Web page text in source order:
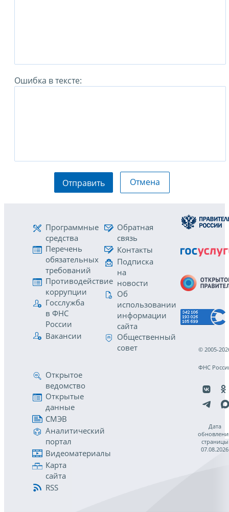
Ошибка в тексте:
Отправить Отмена
Программные
средства
Перечень
обязательных
требований
Противодействие
коррупции
Госслужба
в ФНС
России
Вакансии
Обратная
связь
Контакты
Подписка
на
новости
Об
использовании
информации
сайта
Общественный
совет
Открытое
ведомство
Открытые
данные
СМЭВ
Аналитический
портал
Видеоматериалы
Карта
сайта
RSS
© 2005-
ФНС
Дата
страницы
07.08.2026